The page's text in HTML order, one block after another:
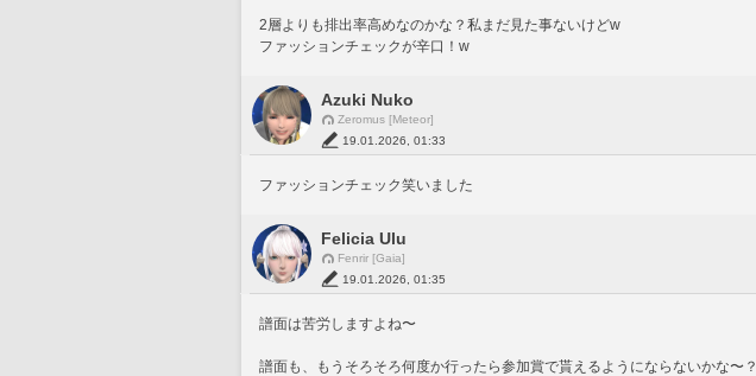
2層よりも排出率高めなのかな？私まだ見た事ないけどw
ファッションチェックが辛口！w
Azuki Nuko
Zeromus [Meteor]
19.01.2026, 01:33
ファッションチェック笑いました
Felicia Ulu
Fenrir [Gaia]
19.01.2026, 01:35
譜面は苦労しますよね〜
譜面も、もうそろそろ何度か行ったら参加賞で貰えるようにならないかな〜？